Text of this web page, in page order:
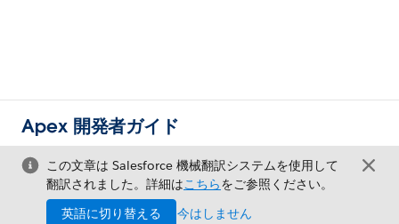
Apex 開発者ガイド
この文章は Salesforce 機械翻訳システムを使用して
翻訳されました。詳細はこちらをご参照ください。
英語に切り替える
今はしません